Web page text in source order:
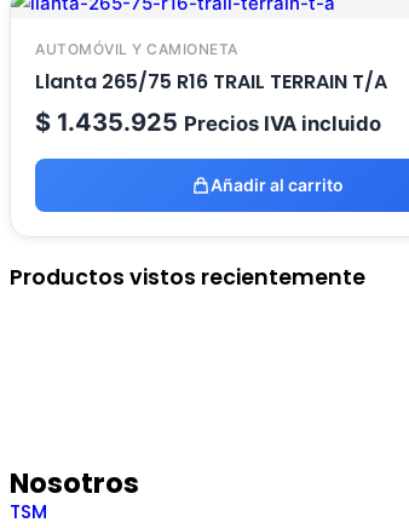
AUTOMÓVIL Y CAMIONETA
Llanta 265/75 R16 TRAIL TERRAIN T/A
$ 1.435.925 Precios IVA incluido
Añadir al carrito
Productos vistos recientemente
Nosotros
TSM